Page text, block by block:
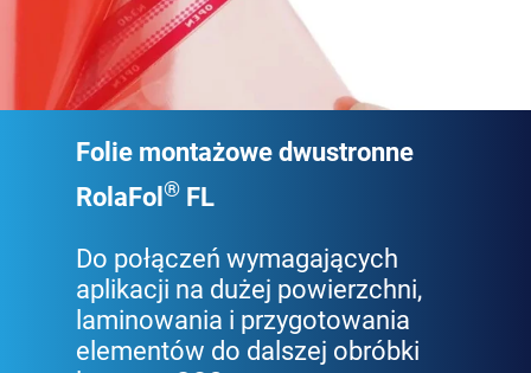
Folie montażowe dwustronne
RolaFol ® FL
Do połączeń wymagających
aplikacji na dużej powierzchni,
laminowania i przygotowania
elementów do dalszej obróbki